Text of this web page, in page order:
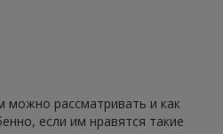
можно рассматривать и как
если им нравятся такие